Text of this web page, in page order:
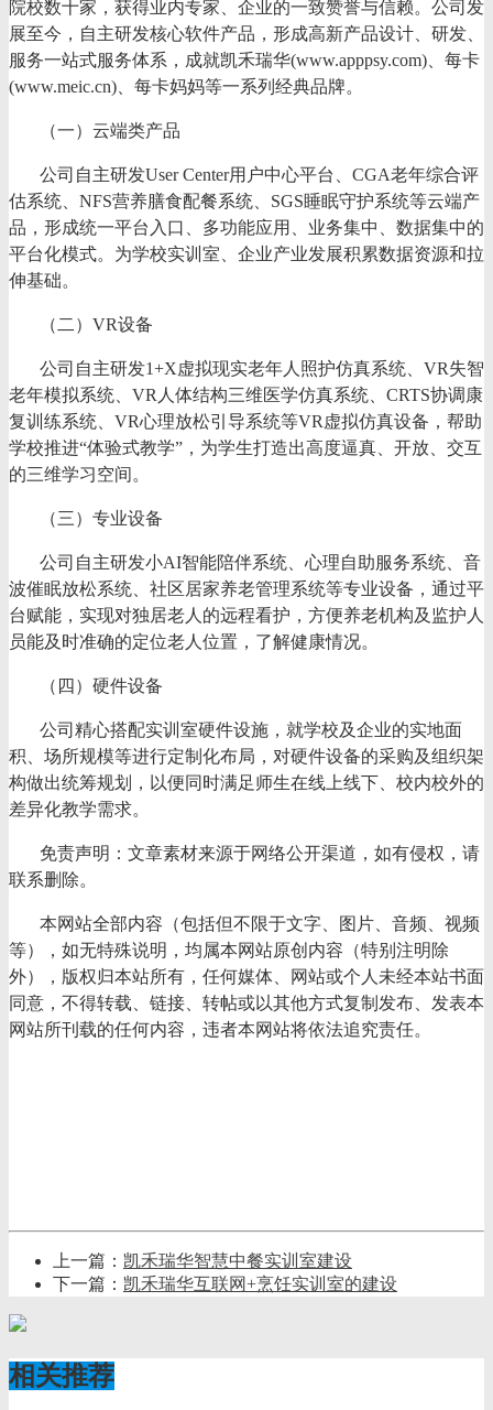
院校数十家，获得业内专家、企业的一致赞誉与信赖。公司发
展至今，自主研发核心软件产品，形成高新产品设计、研发、
服务一站式服务体系，成就凯禾瑞华(www.apppsy.com)、每卡
(www.meic.cn)、每卡妈妈等一系列经典品牌。
（一）云端类产品
公司自主研发User Center用户中心平台、CGA老年综合评
估系统、NFS营养膳食配餐系统、SGS睡眠守护系统等云端产
品，形成统一平台入口、多功能应用、业务集中、数据集中的
平台化模式。为学校实训室、企业产业发展积累数据资源和拉
伸基础。
（二） VR设备
公司自主研发1+X虚拟现实老年人照护仿真系统、VR失智
老年模拟系统、VR人体结构三维医学仿真系统、CRTS协调康
复训练系统、VR心理放松引导系统等VR虚拟仿真设备，帮助
学校推进“体验式教学”，为学生打造出高度逼真、开放、交互
的三维学习空间。
（三）专业设备
公司自主研发小AI智能陪伴系统、心理自助服务系统、音
波催眠放松系统、社区居家养老管理系统等专业设备，通过平
台赋能，实现对独居老人的远程看护，方便养老机构及监护人
员能及时准确的定位老人位置，了解健康情况。
（四）硬件设备
公司精心搭配实训室硬件设施，就学校及企业的实地面
积、场所规模等进行定制化布局，对硬件设备的采购及组织架
构做出统筹规划，以便同时满足师生在线上线下、校内校外的
差异化教学需求。
免责声明：文章素材来源于网络公开渠道，如有侵权，请
联系删除。
本网站全部内容（包括但不限于文字、图片、音频、视频
等），如无特殊说明，均属本网站原创内容（特别注明除
外），版权归本站所有，任何媒体、网站或个人未经本站书面
同意，不得转载、链接、转帖或以其他方式复制发布、发表本
网站所刊载的任何内容，违者本网站将依法追究责任。
上一篇： 凯禾瑞华智慧中餐实训室建设
下一篇： 凯禾瑞华互联网+烹饪实训室的建设
相关推荐